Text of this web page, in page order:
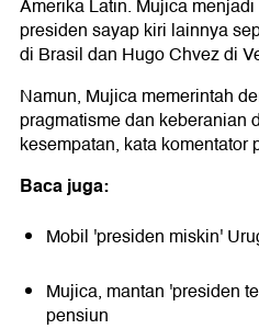
Amerika Latin. Mujica
presiden sayap kiri lainnya
di Brasil dan Hugo Chvez di
Namun, Mujica memerintah
pragmatisme dan keberanian
kesempatan, kata komentator
Baca juga:
Mobil 'presiden miskin'
Mujica, mantan 'presiden
pensiun